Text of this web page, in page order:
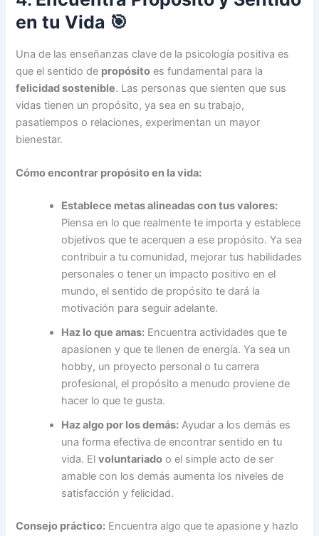
en tu Vida 🎯
Una de las enseñanzas clave de la psicología positiva es
que el sentido de propósito es fundamental para la
felicidad sostenible. Las personas que sienten que sus
vidas tienen un propósito, ya sea en su trabajo,
pasatiempos o relaciones, experimentan un mayor
bienestar.
Cómo encontrar propósito en la vida:
Establece metas alineadas con tus valores:
Piensa en lo que realmente te importa y establece
objetivos que te acerquen a ese propósito. Ya sea
contribuir a tu comunidad, mejorar tus habilidades
personales o tener un impacto positivo en el
mundo, el sentido de propósito te dará la
motivación para seguir adelante.
Haz lo que amas: Encuentra actividades que te
apasionen y que te llenen de energía. Ya sea un
hobby, un proyecto personal o tu carrera
profesional, el propósito a menudo proviene de
hacer lo que te gusta.
Haz algo por los demás: Ayudar a los demás es
una forma efectiva de encontrar sentido en tu
vida. Elvoluntariado o el simple acto de ser
amable con los demás aumenta los niveles de
satisfacción y felicidad.
Consejo práctico: Encuentra algo que te apasione y hazlo